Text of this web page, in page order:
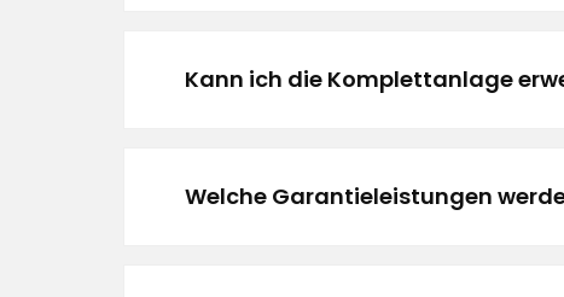
Kann ich die Komplettanlage
Welche Garantieleistungen